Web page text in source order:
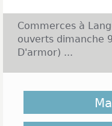
Commerces à
ouverts dimanche
D'armor) ...
d'Armor. Cette
tranquille où il fait
la nature. C'est